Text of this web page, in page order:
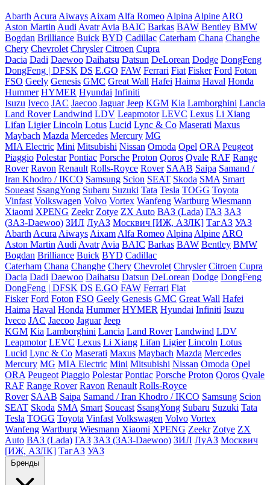
Abarth Acura Aiways Aixam Alfa Romeo Alpina Alpine ARO
Aston Martin Audi Avatr Avia BAIC Barkas BAW Bentley BMW
Bogdan Brilliance Buick BYD Cadillac Caterham Chana Changhe
Chery Chevrolet Chrysler Citroen Cupra
Dacia Dadi Daewoo Daihatsu Datsun DeLorean Dodge DongFeng
DongFeng | DFSK DS E.GO FAW Ferrari Fiat Fisker Ford Foton
FSO Geely Genesis GMC Great Wall Hafei Haima Haval Honda
Hummer HYMER Hyundai Infiniti
Isuzu Iveco JAC Jaecoo Jaguar Jeep KGM Kia Lamborghini Lancia
Land Rover Landwind LDV Leapmotor LEVC Lexus Li Xiang
Lifan Ligier Lincoln Lotus Lucid Lync & Co Maserati Maxus
Maybach Mazda Mercedes Mercury MG
MIA Electric Mini Mitsubishi Nissan Omoda Opel ORA Peugeot
Piaggio Polestar Pontiac Porsche Proton Qoros Qvale RAF Range
Rover Ravon Renault Rolls-Royce Rover SAAB Saipa Samand /
Iran Khodro / IKCO Samsung Scion SEAT Skoda SMA Smart
Soueast SsangYong Subaru Suzuki Tata Tesla TOGG Toyota
Vinfast Volkswagen Volvo Vortex Wanfeng Wartburg Wiesmann
Xiaomi XPENG Zeekr Zotye ZX Auto ВАЗ (Lada) ГАЗ ЗАЗ
(ЗАЗ-Daewoo) ЗИЛ ЛуАЗ Москвич [ИЖ, АЗЛК] ТагАЗ УАЗ
Abarth Acura Aiways Aixam Alfa Romeo Alpina Alpine ARO
Aston Martin Audi Avatr Avia BAIC Barkas BAW Bentley BMW
Bogdan Brilliance Buick BYD Cadillac
Caterham Chana Changhe Chery Chevrolet Chrysler Citroen Cupra
Dacia Dadi Daewoo Daihatsu Datsun DeLorean Dodge DongFeng
DongFeng | DFSK DS E.GO FAW Ferrari Fiat
Fisker Ford Foton FSO Geely Genesis GMC Great Wall Hafei
Haima Haval Honda Hummer HYMER Hyundai Infiniti Isuzu
Iveco JAC Jaecoo Jaguar Jeep
KGM Kia Lamborghini Lancia Land Rover Landwind LDV
Leapmotor LEVC Lexus Li Xiang Lifan Ligier Lincoln Lotus
Lucid Lync & Co Maserati Maxus Maybach Mazda Mercedes
Mercury MG MIA Electric Mini Mitsubishi Nissan Omoda Opel
ORA Peugeot Piaggio Polestar Pontiac Porsche Proton Qoros Qvale
RAF Range Rover Ravon Renault Rolls-Royce
Rover SAAB Saipa Samand / Iran Khodro / IKCO Samsung Scion
SEAT Skoda SMA Smart Soueast SsangYong Subaru Suzuki Tata
Tesla TOGG Toyota Vinfast Volkswagen Volvo Vortex
Wanfeng Wartburg Wiesmann Xiaomi XPENG Zeekr Zotye ZX
Auto ВАЗ (Lada) ГАЗ ЗАЗ (ЗАЗ-Daewoo) ЗИЛ ЛуАЗ Москвич
[ИЖ, АЗЛК] ТагАЗ УАЗ
Бренды